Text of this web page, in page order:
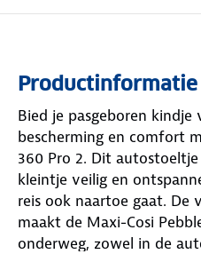
Productinformatie
Bied je pasgeboren
bescherming en comfort
360 Pro 2. Dit
kleintje veilig en
reis ook naartoe gaat. De
maakt de Maxi-Cosi
onderweg, zowel in de